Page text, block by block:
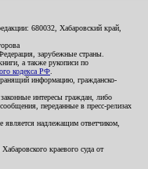
680032, Хабаровский край,
зарубежные страны.
а также рукописи по
кодекса РФ
информацию, гражданско-
интересы граждан, либо
переданные в пресс-релизах
надлежащим ответчиком,
краевого суда от